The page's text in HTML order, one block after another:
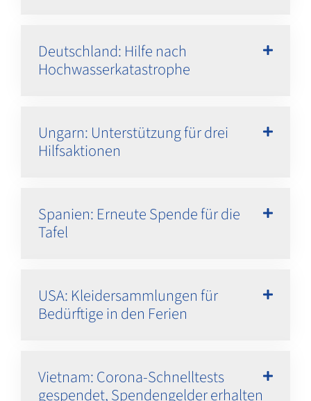
Deutschland: Hilfe nach
Hochwasserkatastrophe
Ungarn: Unterstützung für drei
Hilfsaktionen
Spanien: Erneute Spende für die
Tafel
USA: Kleidersammlungen für
Bedürftige in den Ferien
Vietnam: Corona-Schnelltests
gespendet, Spendengelder erhalten